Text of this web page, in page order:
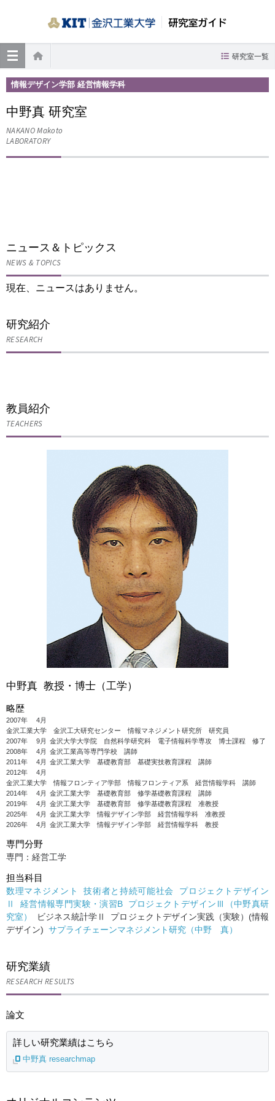
研究室ガイド
ホーム
研究室一覧
情報デザイン学部 経営情報学科
中野真 研究室
NAKANO Makoto
LABORATORY
ニュース＆トピックス
NEWS & TOPICS
現在、ニュースはありません。
研究紹介
RESEARCH
教員紹介
TEACHERS
中野真 教授・博士（工学）
略歴
2007年
4月
金沢工業大学 金沢工大研究センター 情報マネジメント研究所 研究員
2007年
9月 金沢大学大学院 自然科学研究科 電子情報科学専攻 博士課程 修了
2008年
4月 金沢工業高等専門学校 講師
2011年
4月 金沢工業大学 基礎教育部 基礎実技教育課程 講師
2012年
4月
金沢工業大学 情報フロンティア学部 情報フロンティア系 経営情報学科 講師
2014年
4月 金沢工業大学 基礎教育部 修学基礎教育課程 講師
2019年
4月 金沢工業大学 基礎教育部 修学基礎教育課程 准教授
2025年
4月 金沢工業大学 情報デザイン学部 経営情報学科 准教授
2026年
4月 金沢工業大学 情報デザイン学部 経営情報学科 教授
専門分野
専門：経営工学
担当科目
数理マネジメント 技術者と持続可能社会
プロジェクトデザイン
Ⅱ
経営情報専門実験・演習B
プロジェクトデザインⅢ（中野真研
究室）
ビジネス統計学Ⅱ プロジェクトデザイン実践（実験）(情報
デザイン) サプライチェーンマネジメント研究（中野 真）
研究業績
RESEARCH RESULTS
論文
詳しい研究業績はこちら
中野真 researchmap